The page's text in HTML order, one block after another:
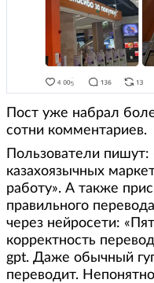
Пост уже набрал
сотни комментариев.
Пользователи
казахоязычных
работу». А также
правильного
через нейросети:
корректность
gpt. Даже обычный
переводит.